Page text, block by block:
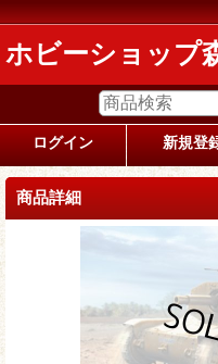
ホビーショップ
ログイン 新規登
商品詳細